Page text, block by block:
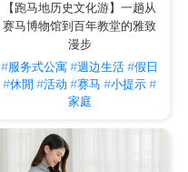
【跑马地历史文化游】一趟从
赛马博物馆到百年教堂的雅致
漫步
#服务式公寓#週边生活#假日
#休閒 #活动 #赛马 #小提示#
家庭